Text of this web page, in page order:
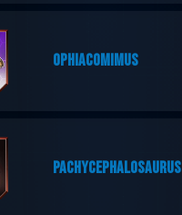
OPHIACOMIMUS
PACHYCEPHALOSAURUS